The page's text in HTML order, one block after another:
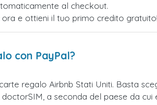
al checkout.
e ottieni il tuo primo credito gratuito!
con PayPal?
regalo Airbnb Stati Uniti. Basta
a seconda del paese da